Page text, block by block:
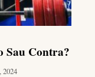
Sau Contra?
2024